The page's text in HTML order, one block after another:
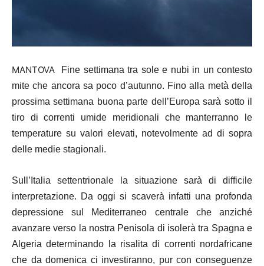
MANTOVA
Fine settimana tra sole e nubi in un contesto
mite che ancora sa poco d’autunno. Fino alla metà della
prossima settimana buona parte dell’Europa sarà sotto il
tiro di correnti umide meridionali che manterranno le
temperature su valori elevati, notevolmente ad di sopra
delle medie stagionali.
Sull’Italia settentrionale la situazione sarà di difficile
interpretazione. Da oggi si scaverà infatti una profonda
depressione sul Mediterraneo centrale che anziché
avanzare verso la nostra Penisola di isolerà tra Spagna e
Algeria determinando la risalita di correnti nordafricane
che da domenica ci investiranno, pur con conseguenze